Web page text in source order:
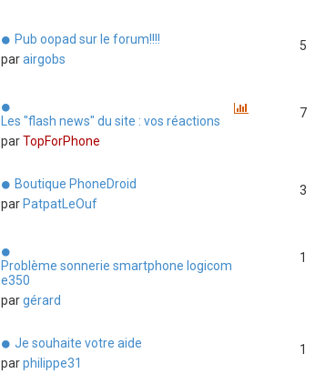
Pub oopad sur le forum!!!!
parairgobs
5
Les "flash news" du site : vos réactions
parTopForPhone
7
Boutique PhoneDroid
par PatpatLeOuf
3
Problème sonnerie smartphone logicom
e350
pargérard
1
Je souhaite votre aide
parphilippe31
1